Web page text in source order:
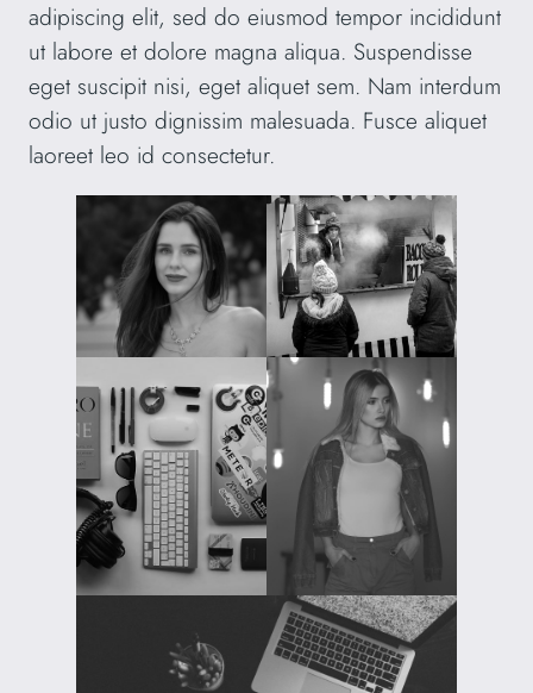
adipiscing elit, sed do eiusmod tempor incididunt
ut labore et dolore magna aliqua. Suspendisse
eget suscipit nisi, eget aliquet sem. Nam interdum
odio ut justo dignissim malesuada. Fusce aliquet
laoreet leo id consectetur.